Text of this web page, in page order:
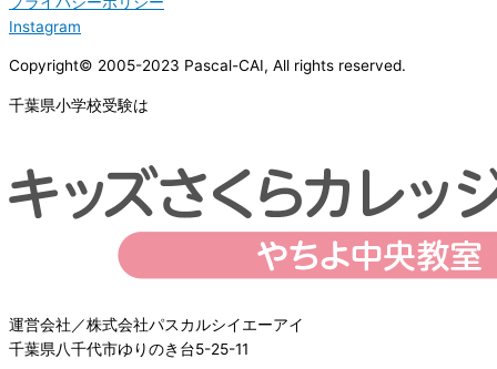
Instagram
Copyright© 2005-2023 Pascal-CAI, All rights reserved.
千葉県小学校受験は
運営会社／株式会社パスカルシイエーアイ
千葉県八千代市ゆりのき台5-25-11